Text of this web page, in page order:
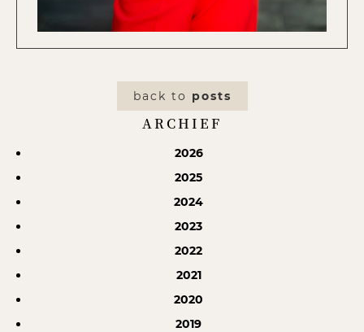
back to posts
ARCHIEF
2026
2025
2024
2023
2022
2021
2020
2019